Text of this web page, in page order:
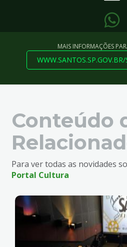
MAIS INFORMAÇÕES
Conteúdo
Para ver todas as novidades
Portal Cultura